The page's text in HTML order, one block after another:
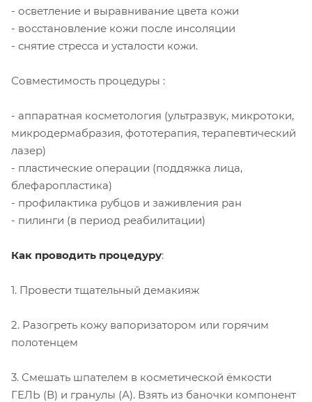
- осветление и выравнивание цвета кожи
- восстановление кожи после инсоляции
- снятие стресса и усталости кожи.
Совместимость процедуры :
- аппаратная косметология (ультразвук, микротоки,
микродермабразия, фототерапия, терапевтический
лазер)
- пластические операции (поддяжка лица,
блефаропластика)
- профилактика рубцов и заживления ран
- пилинги (в период реабилитации)
Как проводить процедуру:
1. Провести тщательный демакияж
2. Разогреть кожу вапоризатором или горячим
полотенцем
3. Смешать шпателем в косметической ёмкости
ГЕЛЬ (В) и гранулы (А). Взять из баночки компонент